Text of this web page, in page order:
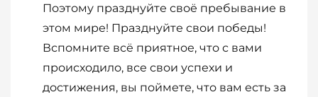
Поэтому празднуйте своё пребывание в
этом мире! Празднуйте свои победы!
Вспомните всё приятное, что с вами
происходило, все свои успехи и
достижения, вы поймете, что вам есть за